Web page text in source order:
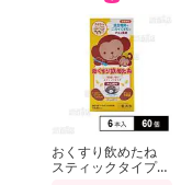
おくすり飲めたね
スティックタイプ